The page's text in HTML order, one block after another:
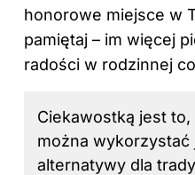
honorowe miejsce w
pamiętaj – im więcej
radości w rodzinnej
Ciekawostką jest
można wykorzystać
alternatywy dla